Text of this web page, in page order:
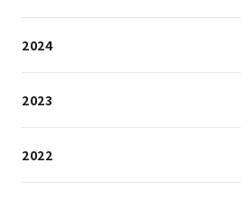
2024
2023
2022